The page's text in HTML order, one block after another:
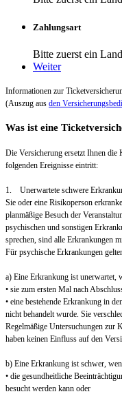
Zahlungsart
Bitte zuerst ein
Weiter
Informationen zur
(Auszug aus den
Was ist eine
Die Versicherung ersetzt Ihnen
folgenden Ereignisse eintritt:
1. Unerwartete schwere
Sie oder eine Risikoperson
planmäßige Besuch der
psychischen und sonstigen
sprechen, sind alle Erkrankungen
Für psychische Erkrankungen
a) Eine Erkrankung ist unerwartet,
• sie zum ersten Mal nach
• eine bestehende Erkrankung in
nicht behandelt wurde. Sie
Regelmäßige Untersuchungen zur
haben keinen Einfluss auf den
b) Eine Erkrankung ist schwer,
• die gesundheitliche
besucht werden kann oder